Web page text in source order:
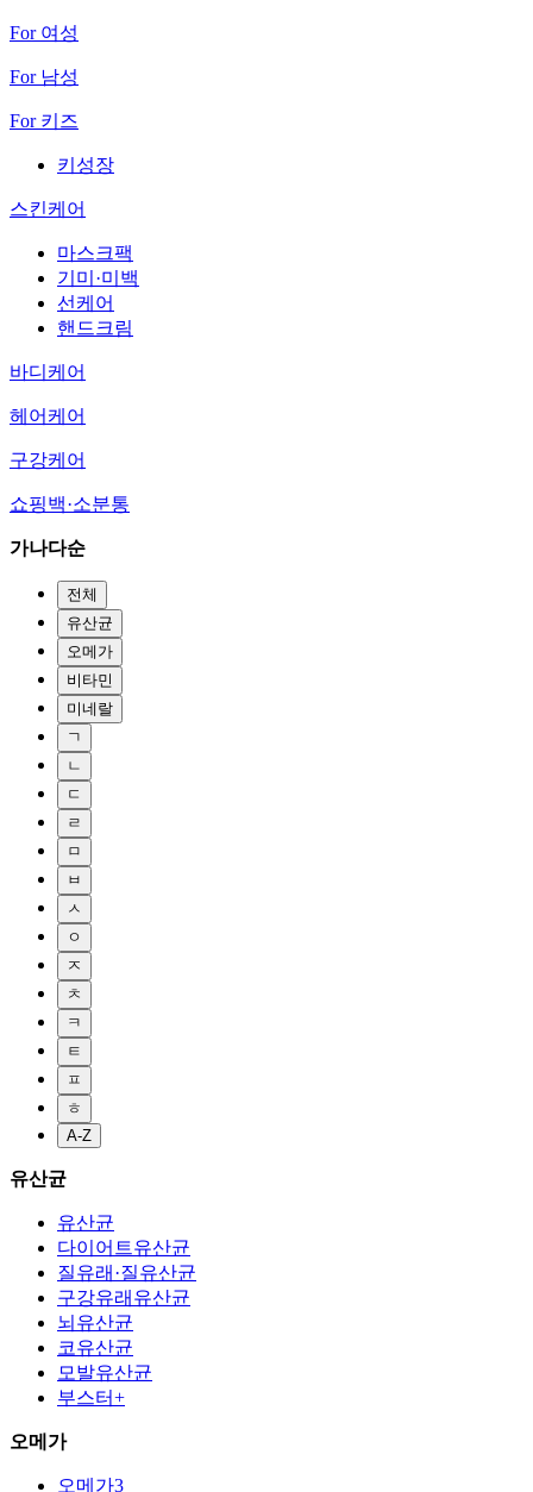
For 여성
For 남성
For 키즈
키성장
스킨케어
마스크팩
기미·미백
선케어
핸드크림
바디케어
헤어케어
구강케어
쇼핑백·소분통
가나다순
전체
유산균
오메가
비타민
미네랄
ㄱ
ㄴ
ㄷ
ㄹ
ㅁ
ㅂ
ㅅ
ㅇ
ㅈ
ㅊ
ㅋ
ㅌ
ㅍ
ㅎ
A-Z
유산균
유산균
다이어트유산균
질유래·질유산균
구강유래유산균
뇌유산균
코유산균
모발유산균
부스터+
오메가
오메가3